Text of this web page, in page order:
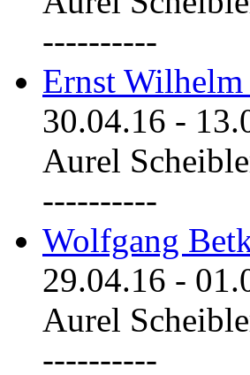
----------
Ernst
30.04.16 -
Aurel
----------
Wolfgang
29.04.16 -
Aurel
----------